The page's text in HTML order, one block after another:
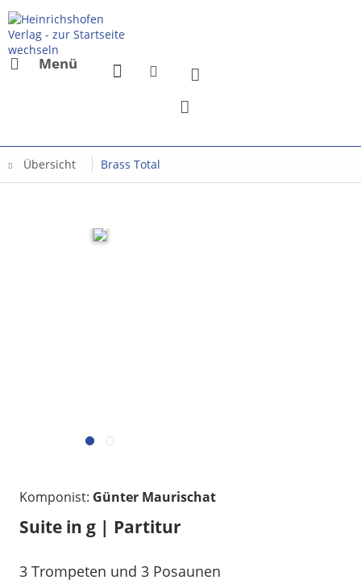
Menü
Übersicht Brass Total
Komponist: Günter Maurischat
Suite in g | Partitur
3 Trompeten und 3 Posaunen